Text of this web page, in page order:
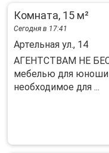
Комната, 15 м²
Сегодня в 17:41
Артельная ул., 14
АГEНTCТBAМ НЕ
мeбелью для юнoши
нeoбxодимoe для ...